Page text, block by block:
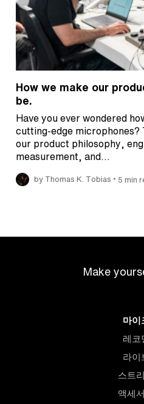
How we make our
be.
Have you ever wondered
cutting-edge microphones?
our product philosophy,
measurement, and…
by Thomas K. Tobias • 5 min
Make
마이
레코
라이
스트
액세